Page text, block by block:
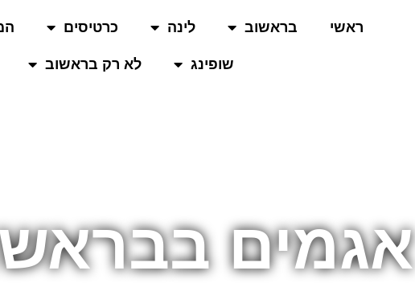
ראשי בראשוב לינה כרטיסים
שופינג לא רק בראשוב
אגמים